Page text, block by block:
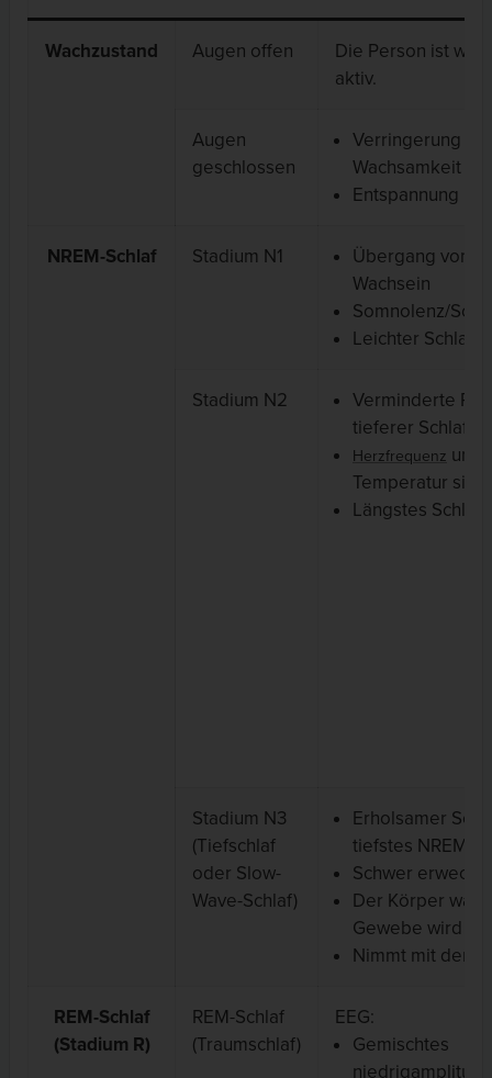
Wachzustand Augen offen
Die Person ist
aktiv.
Augen
geschlossen
Verringerung
Wachsamkeit
Entspannung
NREM-Schlaf Stadium N1
Übergang vom
Wachsein
Somnolenz/
Leichter Schlaf
Stadium N2
Verminderte
tieferer Schlaf
Herzfrequenz und
Temperatur
Längstes
Stadium N3
(Tiefschlaf
oder Slow-
Wave-Schlaf)
Erholsamer
tiefstes NREM-
Schwer
Der Körper
Gewebe wird
Nimmt mit dem
REM-Schlaf
(Stadium R)
REM-Schlaf
(Traumschlaf)
EEG:
Gemischtes